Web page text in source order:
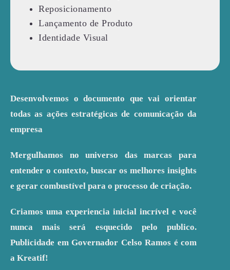
Reposicionamento
Lançamento de Produto
Identidade Visual
Desenvolvemos o documento que vai orientar
todas as ações estratégicas de comunicação da
empresa
Mergulhamos no universo das marcas para
entender o contexto, buscar os melhores insights
e gerar combustível para o processo de criação.
Criamos uma experiencia inicial incrível e você
nunca mais será esquecido pelo publico.
Publicidade em Governador Celso Ramos é com
a Kreatif!